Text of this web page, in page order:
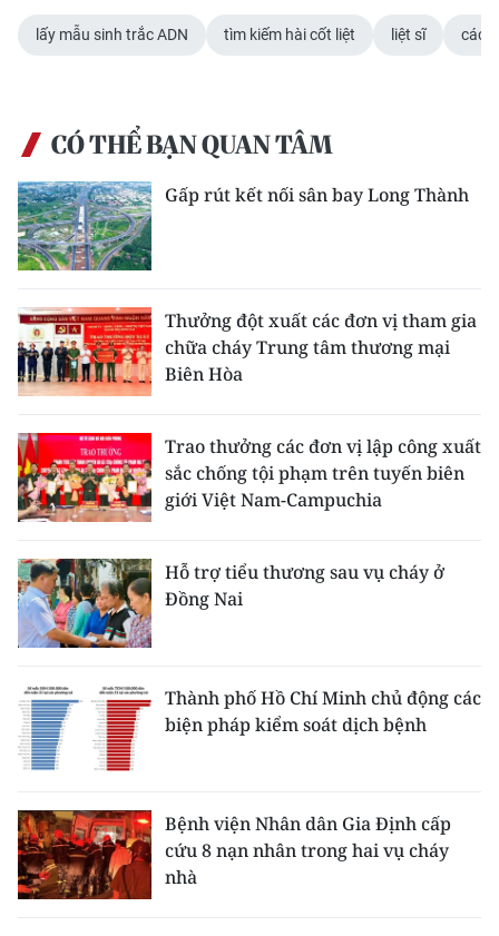
lấy mẫu sinh trắc ADN tìm kiếm hài cốt liệt liệt sĩ các
CÓ THỂ BẠN QUAN TÂM
Gấp rút kết nối sân bay Long Thành
Thưởng đột xuất các đơn vị tham gia
chữa cháy Trung tâm thương mại
Biên Hòa
Trao thưởng các đơn vị lập công xuất
sắc chống tội phạm trên tuyến biên
giới Việt Nam-Campuchia
Hỗ trợ tiểu thương sau vụ cháy ở
Đồng Nai
Thành phố Hồ Chí Minh chủ động các
biện pháp kiểm soát dịch bệnh
Bệnh viện Nhân dân Gia Định cấp
cứu 8 nạn nhân trong hai vụ cháy
nhà